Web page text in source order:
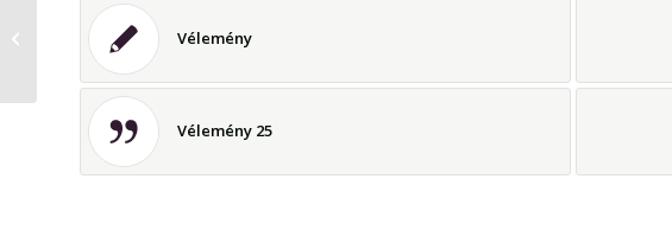
Vélemény
Vélemény 25
C vitamin